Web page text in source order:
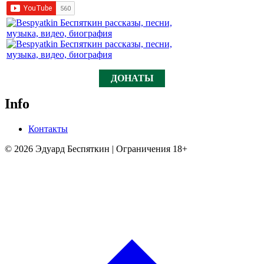
ДОНАТЫ
Info
Контакты
© 2026 Эдуард Беспяткин | Ограничения 18+